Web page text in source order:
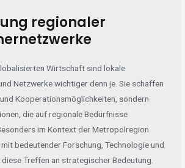
regionaler
Wirtschaft sind lokale
Netzwerke wichtiger denn je. Sie schaffen
Kooperationsmöglichkeiten, sondern
die auf regionale Bedürfnisse
im Kontext der Metropolregion
mit bedeutender Forschung, Technologie und
Treffen an strategischer Bedeutung.